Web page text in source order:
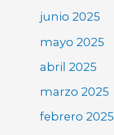
junio 2025
mayo 2025
abril 2025
marzo 2025
febrero 2025